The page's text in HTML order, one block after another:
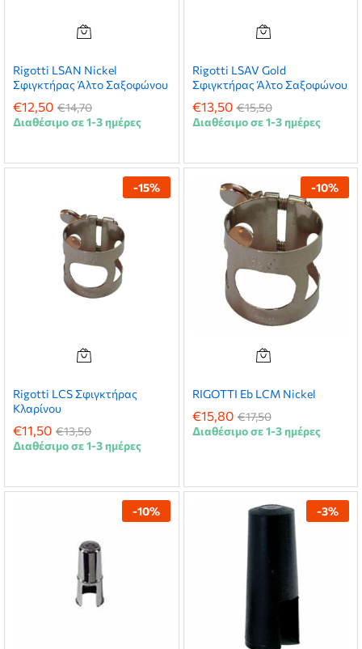
Rigotti LSAN Nickel
Σφιγκτήρας Άλτο Σαξοφώνου
€12,50 €14,70
Διαθέσιμο σε 1-3 ημέρες
Rigotti LSAV Gold
Σφιγκτήρας Άλτο Σαξοφώνου
€13,50 €15,50
Διαθέσιμο σε 1-3 ημέρες
-15%
Rigotti LCS Σφιγκτήρας
Κλαρίνου
€11,50 €13,50
Διαθέσιμο σε 1-3 ημέρες
-10%
RIGOTTI Eb LCM Nickel
€15,80 €17,50
Διαθέσιμο σε 1-3 ημέρες
-10% -3%